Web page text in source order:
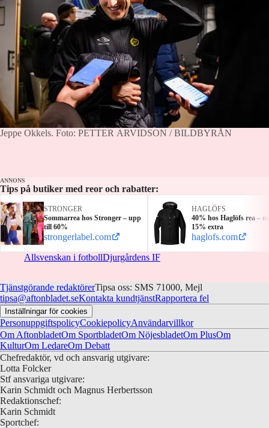
Jeppe Okkels. Foto: PETTER ARVIDSON / BILDBYRÅN
ANNONS
Tips på butiker med reor och rabatter:
STRONGER
Sommarrea hos Stronger – upp
till 60%
strongerlabel.com
HAGLÖFS
40% hos Haglöfs rea –
15% extra
haglofs.com
Allsvenskan i fotbollDjurgårdens IF
Tjänstgörande redaktörerTipsa oss: SMS 71000, Mejl
tipsa@aftonbladet.seKontakta kundtjänstRapportera fel
Inställningar för cookies
PersonuppgiftspolicyCookiepolicyAnvändarvillkor
Om AftonbladetOm SportbladetOm NöjesbladetOm PlusOm
KulturOm LedareOm Debatt
Chefredaktör, vd och ansvarig utgivare:
Lotta Folcker
Stf ansvariga utgivare:
Karin Schmidt och Magnus Herbertsson
Redaktionschef:
Karin Schmidt
Sportchef: